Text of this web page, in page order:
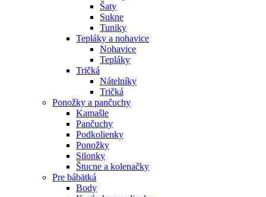
Šaty
Sukne
Tuniky
Tepláky a nohavice
Nohavice
Tepláky
Tričká
Nátelníky
Tričká
Ponožky a pančuchy
Kamašle
Pančuchy
Podkolienky
Ponožky
Silonky
Štucne a kolenačky
Pre bábätká
Body